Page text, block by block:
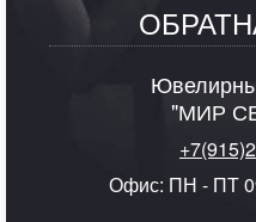
"МИР
Офис: ПН - ПТ